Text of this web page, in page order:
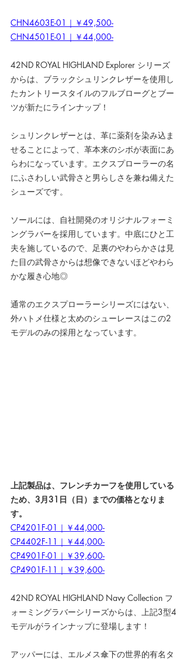
CHN4603E-01｜￥49,500-
CHN4501E-01｜￥44,000-
42ND ROYAL HIGHLAND Explorer シリーズ
からは、ブラックシュリンクレザーを使用し
たカントリースタイルのフルブローグとブー
ツが新たにラインナップ！
シュリンクレザーとは、革に薬剤を染み込ま
せることによって、革本来のシボが表面にあ
らわになっています。エクスプローラーの名
にふさわしい武骨さと男らしさを兼ね備えた
シューズです。
ソールには、自社開発のオリジナルフォーミ
ングラバーを採用しています。中底にひと工
夫を施しているので、足裏のやわらかさは見
た目の武骨さからは想像できないほどやわら
かな履き心地◎
通常のエクスプローラーシリーズにはない、
外ハトメ仕様と太めのシューレースはこの2
モデルのみの採用となっています。
上記製品は、フレンチカーフを使用している
ため、3月31日（日）までの価格となりま
す。
CP4201F-01｜￥44,000-
CP4402F-11｜￥44,000-
CP4901F-01｜￥39,600-
CP4901F-11｜￥39,600-
42ND ROYAL HIGHLAND Navy Collection フ
ォーミングラバーシリーズからは、上記3型4
モデルがラインナップに登場します！
アッパーには、エルメス傘下の世界的有名タ